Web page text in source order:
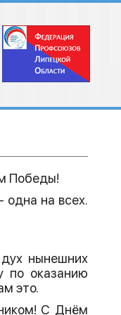
Победы!
одна на всех.
нынешних
по оказанию
это.
С Днём